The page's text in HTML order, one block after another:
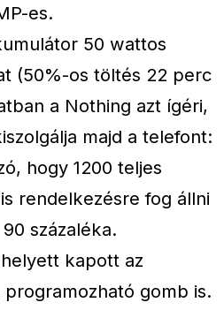
es.
50 wattos
(50%-os töltés 22 perc
a Nothing azt ígéri,
majd a telefont:
hogy 1200 teljes
rendelkezésre fog állni
százaléka.
kapott az
programozható gomb is.